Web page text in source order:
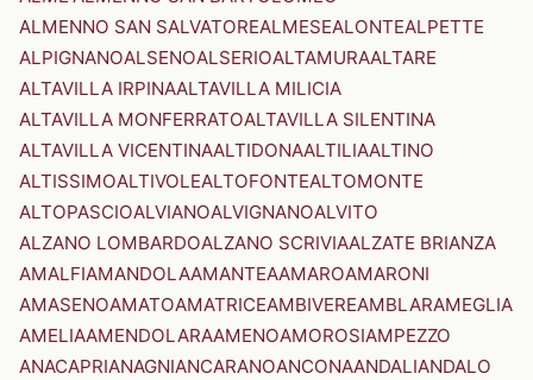
ALMENNO SAN SALVATOREALMESEALONTEALPETTE
ALPIGNANOALSENOALSERIOALTAMURAALTARE
ALTAVILLA IRPINAALTAVILLA MILICIA
ALTAVILLA MONFERRATOALTAVILLA SILENTINA
ALTAVILLA VICENTINAALTIDONAALTILIAALTINO
ALTISSIMOALTIVOLEALTOFONTEALTOMONTE
ALTOPASCIOALVIANOALVIGNANOALVITO
ALZANO LOMBARDOALZANO SCRIVIAALZATE BRIANZA
AMALFIAMANDOLAAMANTEAAMAROAMARONI
AMASENOAMATOAMATRICEAMBIVEREAMBLARAMEGLIA
AMELIAAMENDOLARAAMENOAMOROSIAMPEZZO
ANACAPRIANAGNIANCARANOANCONAANDALIANDALO